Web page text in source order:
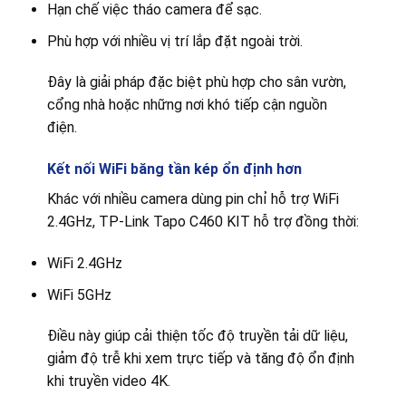
Hạn chế việc tháo camera để sạc.
Phù hợp với nhiều vị trí lắp đặt ngoài trời.
Đây là giải pháp đặc biệt phù hợp cho sân vườn,
cổng nhà hoặc những nơi khó tiếp cận nguồn
điện.
Kết nối WiFi băng tần kép ổn định hơn
Khác với nhiều camera dùng pin chỉ hỗ trợ WiFi
2.4GHz, TP-Link Tapo C460 KIT hỗ trợ đồng thời:
WiFi 2.4GHz
WiFi 5GHz
Điều này giúp cải thiện tốc độ truyền tải dữ liệu,
giảm độ trễ khi xem trực tiếp và tăng độ ổn định
khi truyền video 4K.